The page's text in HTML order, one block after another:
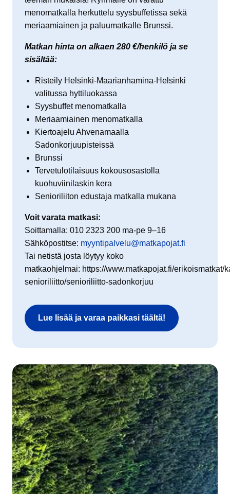
menomatkalla herkuttelu syysbuffetissa sekä
meriaamiainen ja paluumatkalle Brunssi.
Matkan hinta on alkaen 280 €/henkilö ja se
sisältää:
Risteily Helsinki-Maarianhamina-Helsinki
valitussa hyttiluokassa
Syysbuffet menomatkalla
Meriaamiainen menomatkalla
Kiertoajelu Ahvenamaalla
Sadonkorjuupisteissä
Brunssi
Tervetulotilaisuus kokousosastolla
kuohuviinilaskin kera
Senioriliiton edustaja matkalla mukana
Voit varata matkasi:
Soittamalla: 010 2323 200 ma-pe 9–16
Sähköpostitse: myyntipalvelu@matkapojat.fi
Tai netistä josta löytyy koko
matkaohjelmai: https://www.matkapojat.fi/erikoismatkat/
senioriliitto/senioriliitto-sadonkorjuu
Lue lisää ja varaa paikkasi täältä!